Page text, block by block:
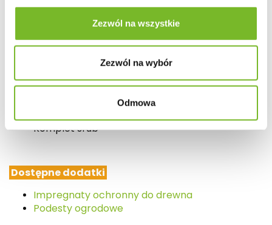
Zezwól na wszystkie
Zezwól na wybór
Odmowa
kontaktu z ziemią, dobrym podłożem jest wylewka
betonowa, kostka brukowa, podest ogrodowy.
W zestawie znajduje się
Komplet śrub
Dostępne dodatki
Impregnaty ochronny do drewna
Podesty ogrodowe